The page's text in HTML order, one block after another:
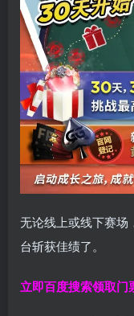
无论线上或线下赛场
台斩获佳绩了。
立即百度搜索领取门